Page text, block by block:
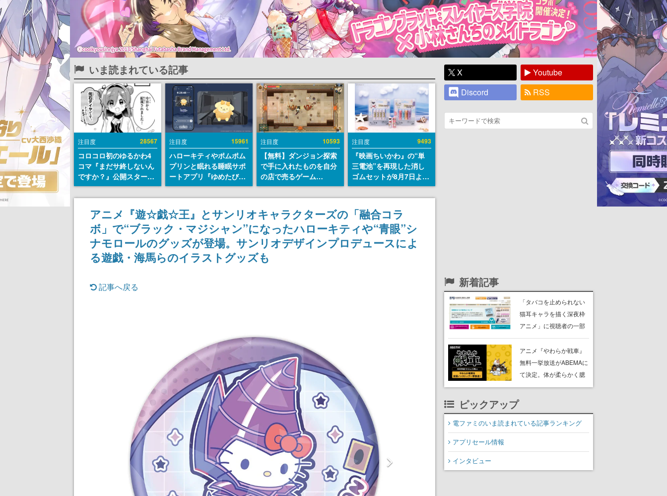
いま読まれている記事
注目度 28567
コロコロ初のゆるかわ4
コマ『まだサ終しないん
ですか？』公開スター
ト。主人公は新入社員の
侘石ダイヤ、ゲーム会社
を舞台にトラブルへ対応
する社員たちを描く
注目度 15961
ハローキティやポムポム
プリンと眠れる睡眠サポ
ートアプリ『ゆめたび』
が配信中。キャラごとの
ASMRや目覚ましアラー
ムも搭載
注目度 10593
【無料】ダンジョン探索
で手に入れたものを自分
の店で売るゲーム
『Moonlighter』が
Steamにて無料配布中！
続編『Moonlighter 2』
の9月2日正式リリースを
記念したキャンペーン
注目度 9493
『映画ちいかわ』の“単
三電池”を再現した消し
ゴムセットが8月7日より
発売決定。公式は「在っ
たものを 消しながら い
つかなくなる 永遠のいの
ち」と紹介
アニメ『遊☆戯☆王』とサンリオキャラクターズの「融合コラ
ボ」で“ブラック・マジシャン”になったハローキティや“青眼”シ
ナモロールのグッズが登場。サンリオデザインプロデュースによ
る遊戯・海馬らのイラストグッズも
記事へ戻る
X
Youtube
Discord
RSS
新着記事
「タバコを止められない
猫耳キャラを描く深夜枠
アニメ」に視聴者の一部
から批判意見。違法薬物
の使用と思わしき描写も
含めて、BPOが議論を交
わす
アニメ『やわらか戦車』
無料一挙放送がABEMAに
て決定。体が柔らかく臆
病な謎の兵器「やわらか
力系コメディ
ピックアップ
電ファミのいま読まれている記事ランキング
アプリセール情報
インタビュー